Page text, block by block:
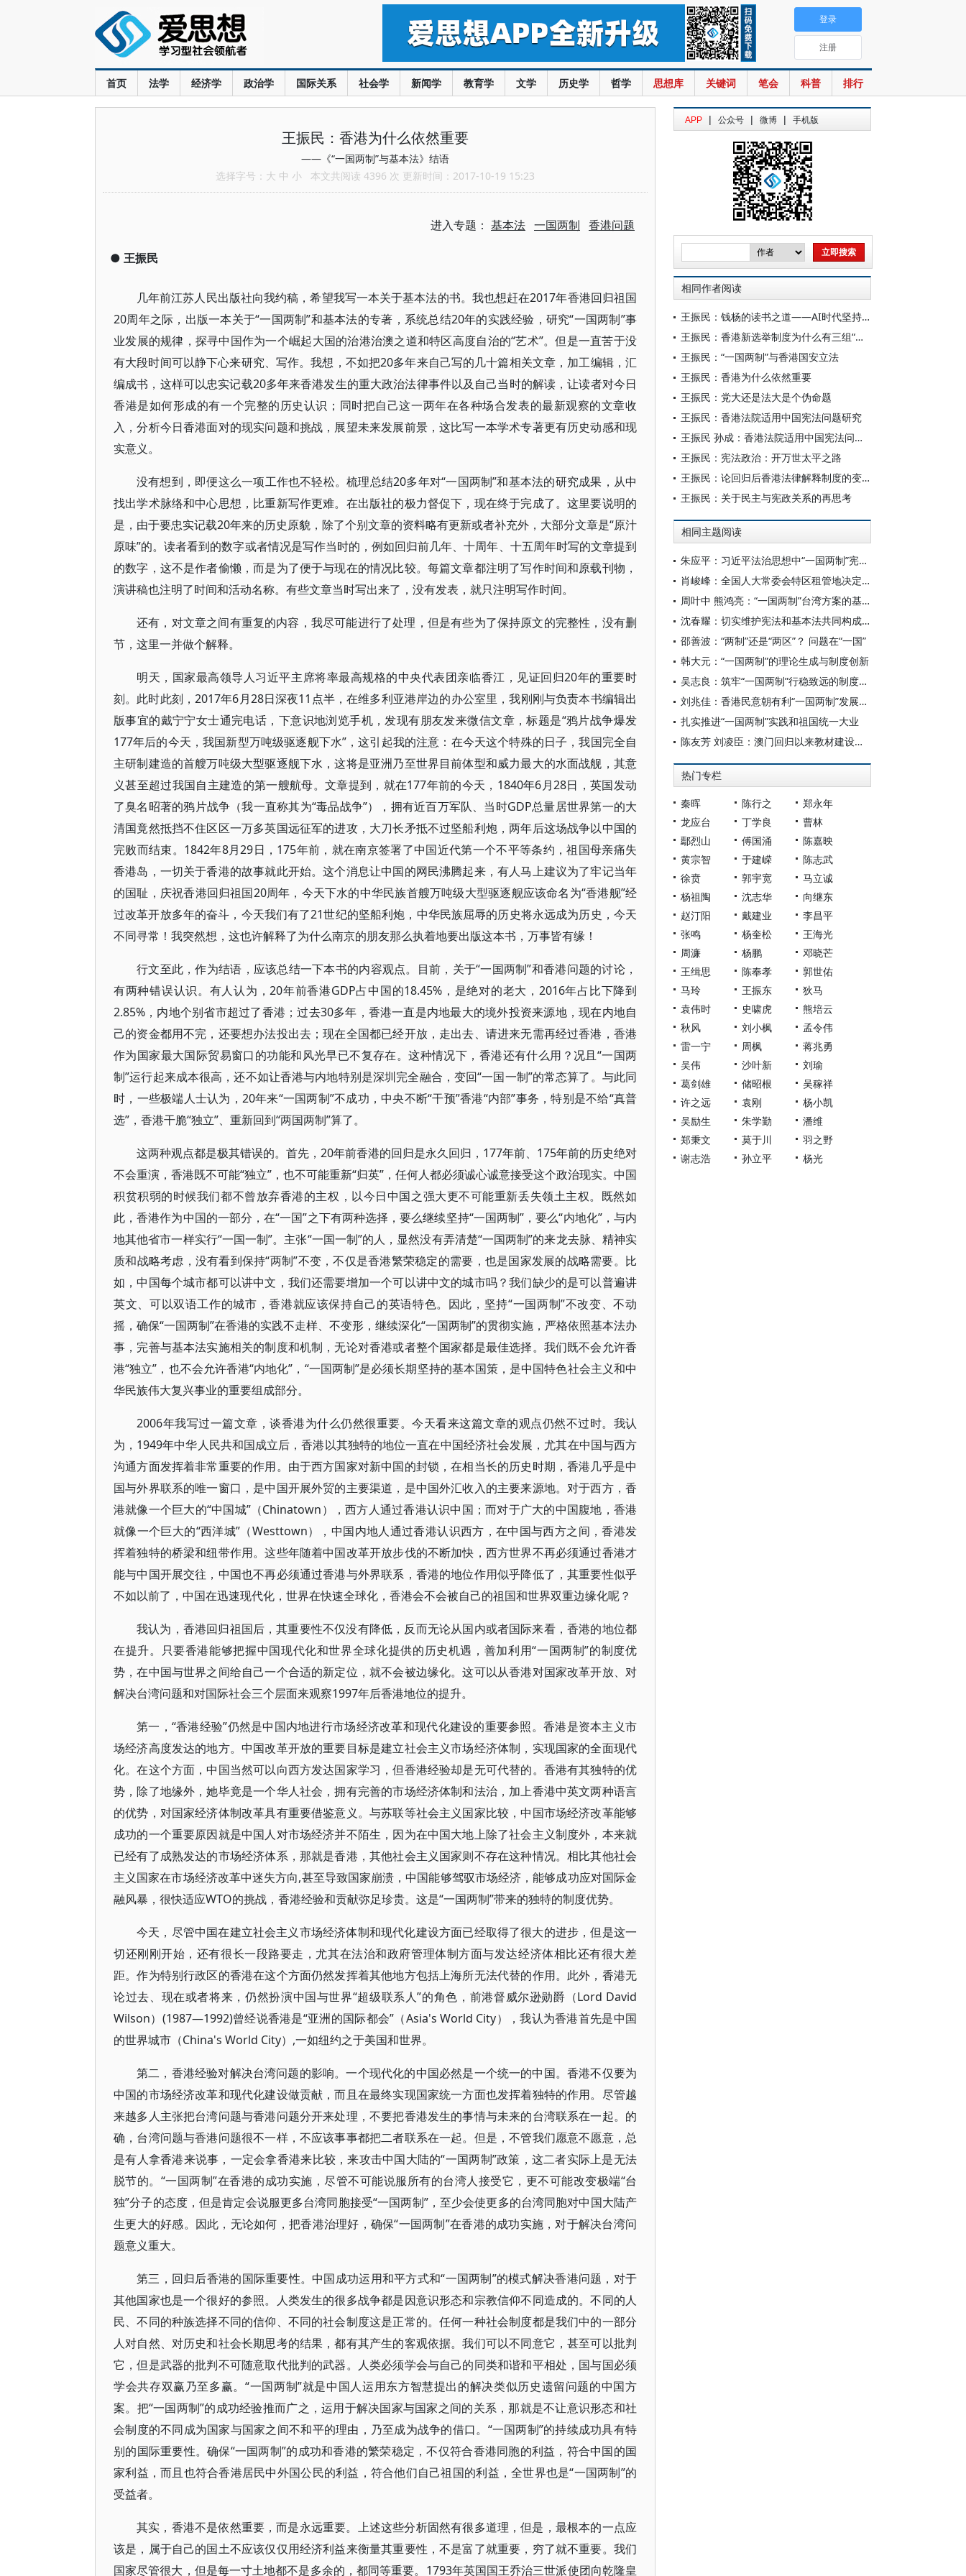
首页 法学 经济学 政治学 国际关系 社会学 新闻学 教育学 文学 历史学 哲学 思想库 关键词 笔会 科普 排行
登录
注册
王振民：香港为什么依然重要
——《“一国两制”与基本法》结语
选择字号： 大 中 小 本文共阅读 4396 次 更新时间：2017-10-19 15:23
进入专题： 基本法 一国两制 香港问题
● 王振民
几年前江苏人民出版社向我约稿，希望我写一本关于基本法的书。我也想赶在2017年香港回归祖国
20周年之际，出版一本关于“一国两制”和基本法的专著，系统总结20年的实践经验，研究“一国两制”事
业发展的规律，探寻中国作为一个崛起大国的治港治澳之道和特区高度自治的“艺术”。但是一直苦于没
有大段时间可以静下心来研究、写作。我想，不如把20多年来自己写的几十篇相关文章，加工编辑，汇
编成书，这样可以忠实记载20多年来香港发生的重大政治法律事件以及自己当时的解读，让读者对今日
香港是如何形成的有一个完整的历史认识；同时把自己这一两年在各种场合发表的最新观察的文章收
入，分析今日香港面对的现实问题和挑战，展望未来发展前景，这比写一本学术专著更有历史动感和现
实意义。
没有想到，即便这么一项工作也不轻松。梳理总结20多年对“一国两制”和基本法的研究成果，从中
找出学术脉络和中心思想，比重新写作更难。在出版社的极力督促下，现在终于完成了。这里要说明的
是，由于要忠实记载20年来的历史原貌，除了个别文章的资料略有更新或者补充外，大部分文章是“原汁
原味”的。读者看到的数字或者情况是写作当时的，例如回归前几年、十周年、十五周年时写的文章提到
的数字，这不是作者偷懒，而是为了便于与现在的情况比较。每篇文章都注明了写作时间和原载刊物，
演讲稿也注明了时间和活动名称。有些文章当时写出来了，没有发表，就只注明写作时间。
还有，对文章之间有重复的内容，我尽可能进行了处理，但是有些为了保持原文的完整性，没有删
节，这里一并做个解释。
明天，国家最高领导人习近平主席将率最高规格的中央代表团亲临香江，见证回归20年的重要时
刻。此时此刻，2017年6月28日深夜11点半，在维多利亚港岸边的办公室里，我刚刚与负责本书编辑出
版事宜的戴宁宁女士通完电话，下意识地浏览手机，发现有朋友发来微信文章，标题是“鸦片战争爆发
177年后的今天，我国新型万吨级驱逐舰下水”，这引起我的注意：在今天这个特殊的日子，我国完全自
主研制建造的首艘万吨级大型驱逐舰下水，这将是亚洲乃至世界目前体型和威力最大的水面战舰，其意
义甚至超过我国自主建造的第一艘航母。文章提到，就在177年前的今天，1840年6月28日，英国发动
了臭名昭著的鸦片战争（我一直称其为“毒品战争”），拥有近百万军队、当时GDP总量居世界第一的大
清国竟然抵挡不住区区一万多英国远征军的进攻，大刀长矛抵不过坚船利炮，两年后这场战争以中国的
完败而结束。1842年8月29日，175年前，就在南京签署了中国近代第一个不平等条约，祖国母亲痛失
香港岛，一切关于香港的故事就此开始。这个消息让中国的网民沸腾起来，有人马上建议为了牢记当年
的国耻，庆祝香港回归祖国20周年，今天下水的中华民族首艘万吨级大型驱逐舰应该命名为“香港舰”经
过改革开放多年的奋斗，今天我们有了21世纪的坚船利炮，中华民族屈辱的历史将永远成为历史，今天
不同寻常！我突然想，这也许解释了为什么南京的朋友那么执着地要出版这本书，万事皆有缘！
行文至此，作为结语，应该总结一下本书的内容观点。目前，关于“一国两制”和香港问题的讨论，
有两种错误认识。有人认为，20年前香港GDP占中国的18.45%，是绝对的老大，2016年占比下降到
2.85%，内地个别省市超过了香港；过去30多年，香港一直是内地最大的境外投资来源地，现在内地自
己的资金都用不完，还要想办法投出去；现在全国都已经开放，走出去、请进来无需再经过香港，香港
作为国家最大国际贸易窗口的功能和风光早已不复存在。这种情况下，香港还有什么用？况且“一国两
制”运行起来成本很高，还不如让香港与内地特别是深圳完全融合，变回“一国一制”的常态算了。与此同
时，一些极端人士认为，20年来“一国两制”不成功，中央不断“干预”香港“内部”事务，特别是不给“真普
选”，香港干脆“独立”、重新回到“两国两制”算了。
这两种观点都是极其错误的。首先，20年前香港的回归是永久回归，177年前、175年前的历史绝对
不会重演，香港既不可能“独立”，也不可能重新“归英”，任何人都必须诚心诚意接受这个政治现实。中国
积贫积弱的时候我们都不曾放弃香港的主权，以今日中国之强大更不可能重新丢失领土主权。既然如
此，香港作为中国的一部分，在“一国”之下有两种选择，要么继续坚持“一国两制”，要么“内地化”，与内
地其他省市一样实行“一国一制”。主张“一国一制”的人，显然没有弄清楚“一国两制”的来龙去脉、精神实
质和战略考虑，没有看到保持“两制”不变，不仅是香港繁荣稳定的需要，也是国家发展的战略需要。比
如，中国每个城市都可以讲中文，我们还需要增加一个可以讲中文的城市吗？我们缺少的是可以普遍讲
英文、可以双语工作的城市，香港就应该保持自己的英语特色。因此，坚持“一国两制”不改变、不动
摇，确保“一国两制”在香港的实践不走样、不变形，继续深化“一国两制”的贯彻实施，严格依照基本法办
事，完善与基本法实施相关的制度和机制，无论对香港或者整个国家都是最佳选择。我们既不会允许香
港“独立”，也不会允许香港“内地化”，“一国两制”是必须长期坚持的基本国策，是中国特色社会主义和中
华民族伟大复兴事业的重要组成部分。
2006年我写过一篇文章，谈香港为什么仍然很重要。今天看来这篇文章的观点仍然不过时。我认
为，1949年中华人民共和国成立后，香港以其独特的地位一直在中国经济社会发展，尤其在中国与西方
沟通方面发挥着非常重要的作用。由于西方国家对新中国的封锁，在相当长的历史时期，香港几乎是中
国与外界联系的唯一窗口，是中国开展外贸的主要渠道，是中国外汇收入的主要来源地。对于西方，香
港就像一个巨大的“中国城”（Chinatown），西方人通过香港认识中国；而对于广大的中国腹地，香港
就像一个巨大的“西洋城”（Westtown），中国内地人通过香港认识西方，在中国与西方之间，香港发
挥着独特的桥梁和纽带作用。这些年随着中国改革开放步伐的不断加快，西方世界不再必须通过香港才
能与中国开展交往，中国也不再必须通过香港与外界联系，香港的地位作用似乎降低了，其重要性似乎
不如以前了，中国在迅速现代化，世界在快速全球化，香港会不会被自己的祖国和世界双重边缘化呢？
我认为，香港回归祖国后，其重要性不仅没有降低，反而无论从国内或者国际来看，香港的地位都
在提升。只要香港能够把握中国现代化和世界全球化提供的历史机遇，善加利用“一国两制”的制度优
势，在中国与世界之间给自己一个合适的新定位，就不会被边缘化。这可以从香港对国家改革开放、对
解决台湾问题和对国际社会三个层面来观察1997年后香港地位的提升。
第一，“香港经验”仍然是中国内地进行市场经济改革和现代化建设的重要参照。香港是资本主义市
场经济高度发达的地方。中国改革开放的重要目标是建立社会主义市场经济体制，实现国家的全面现代
化。在这个方面，中国当然可以向西方发达国家学习，但香港经验却是无可代替的。香港有其独特的优
势，除了地缘外，她毕竟是一个华人社会，拥有完善的市场经济体制和法治，加上香港中英文两种语言
的优势，对国家经济体制改革具有重要借鉴意义。与苏联等社会主义国家比较，中国市场经济改革能够
成功的一个重要原因就是中国人对市场经济并不陌生，因为在中国大地上除了社会主义制度外，本来就
已经有了成熟发达的市场经济体系，那就是香港，其他社会主义国家则不存在这种情况。相比其他社会
主义国家在市场经济改革中迷失方向,甚至导致国家崩溃，中国能够驾驭市场经济，能够成功应对国际金
融风暴，很快适应WTO的挑战，香港经验和贡献弥足珍贵。这是“一国两制”带来的独特的制度优势。
今天，尽管中国在建立社会主义市场经济体制和现代化建设方面已经取得了很大的进步，但是这一
切还刚刚开始，还有很长一段路要走，尤其在法治和政府管理体制方面与发达经济体相比还有很大差
距。作为特别行政区的香港在这个方面仍然发挥着其他地方包括上海所无法代替的作用。此外，香港无
论过去、现在或者将来，仍然扮演中国与世界“超级联系人”的角色，前港督威尔逊勋爵（Lord David
Wilson）(1987—1992)曾经说香港是“亚洲的国际都会”（Asia's World City），我认为香港首先是中国
的世界城市（China's World City）,一如纽约之于美国和世界。
第二，香港经验对解决台湾问题的影响。一个现代化的中国必然是一个统一的中国。香港不仅要为
中国的市场经济改革和现代化建设做贡献，而且在最终实现国家统一方面也发挥着独特的作用。尽管越
来越多人主张把台湾问题与香港问题分开来处理，不要把香港发生的事情与未来的台湾联系在一起。的
确，台湾问题与香港问题很不一样，不应该事事都把二者联系在一起。但是，不管我们愿意不愿意，总
是有人拿香港来说事，一定会拿香港来比较，来攻击中国大陆的“一国两制”政策，这二者实际上是无法
脱节的。“一国两制”在香港的成功实施，尽管不可能说服所有的台湾人接受它，更不可能改变极端“台
独”分子的态度，但是肯定会说服更多台湾同胞接受“一国两制”，至少会使更多的台湾同胞对中国大陆产
生更大的好感。因此，无论如何，把香港治理好，确保“一国两制”在香港的成功实施，对于解决台湾问
题意义重大。
第三，回归后香港的国际重要性。中国成功运用和平方式和“一国两制”的模式解决香港问题，对于
其他国家也是一个很好的参照。人类发生的很多战争都是因意识形态和宗教信仰不同造成的。不同的人
民、不同的种族选择不同的信仰、不同的社会制度这是正常的。任何一种社会制度都是我们中的一部分
人对自然、对历史和社会长期思考的结果，都有其产生的客观依据。我们可以不同意它，甚至可以批判
它，但是武器的批判不可随意取代批判的武器。人类必须学会与自己的同类和谐和平相处，国与国必须
学会共存双赢乃至多赢。“一国两制”就是中国人运用东方智慧提出的解决类似历史遗留问题的中国方
案。把“一国两制”的成功经验推而广之，运用于解决国家与国家之间的关系，那就是不让意识形态和社
会制度的不同成为国家与国家之间不和平的理由，乃至成为战争的借口。“一国两制”的持续成功具有特
别的国际重要性。确保“一国两制”的成功和香港的繁荣稳定，不仅符合香港同胞的利益，符合中国的国
家利益，而且也符合香港居民中外国公民的利益，符合他们自己祖国的利益，全世界也是“一国两制”的
受益者。
其实，香港不是依然重要，而是永远重要。上述这些分析固然有很多道理，但是，最根本的一点应
该是，属于自己的国土不应该仅仅用经济利益来衡量其重要性，不是富了就重要，穷了就不重要。我们
国家尽管很大，但是每一寸土地都不是多余的，都同等重要。1793年英国国王乔治三世派使团向乾隆皇
APP | 公众号 | 微博 | 手机版
相同作者阅读
王振民：钱杨的读书之道——AI时代坚持读纸书的重要性
王振民：香港新选举制度为什么有三组“真”？
王振民：“一国两制”与香港国安立法
王振民：香港为什么依然重要
王振民：党大还是法大是个伪命题
王振民：香港法院适用中国宪法问题研究
王振民 孙成：香港法院适用中国宪法问题研究
王振民：宪法政治：开万世太平之路
王振民：论回归后香港法律解释制度的变化
王振民：关于民主与宪政关系的再思考
相同主题阅读
朱应平：习近平法治思想中“一国两制”宪制理论探析——以香港澳门特区依法治理为例
肖峻峰：全国人大常委会特区租管地决定的宪法基础
周叶中 熊鸿亮：“一国两制”台湾方案的基本范畴
沈春耀：切实维护宪法和基本法共同构成的特别行政区宪制基础
邵善波：“两制”还是“两区”？ 问题在“一国”
韩大元：“一国两制”的理论生成与制度创新
吴志良：筑牢“一国两制”行稳致远的制度基石
刘兆佳：香港民意朝有利“一国两制”发展方向蜕变
扎实推进“一国两制”实践和祖国统一大业
陈友芳 刘凌臣：澳门回归以来教材建设的突出成就、成因探析与实践启示——以澳门教材《品德与公民》为例
热门专栏
秦晖 陈行之
郑永年
龙应台
丁学良
曹林
鄢烈山
傅国涌
陈嘉映
黄宗智
于建嵘
陈志武
徐贲
郭宇宽
马立诚
杨祖陶
沈志华
向继东
赵汀阳
戴建业
李昌平
张鸣
杨奎松
王海光
周濂
杨鹏
邓晓芒
王缉思
陈奉孝
郭世佑
马玲
王振东
狄马
袁伟时
史啸虎
熊培云
秋风
刘小枫
孟令伟
雷一宁
周枫
蒋兆勇
吴伟
沙叶新
刘瑜
葛剑雄
储昭根
吴稼祥
许之远
袁刚
杨小凯
吴励生
朱学勤
潘维
郑秉文
莫于川
羽之野
谢志浩
孙立平 杨光